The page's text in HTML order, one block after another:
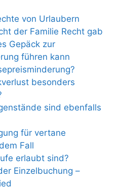
von Urlaubern
der Familie Recht gab
Gepäck zur
führen kann
besonders
sind ebenfalls
für vertane
Fall
erlaubt sind?
Einzelbuchung –